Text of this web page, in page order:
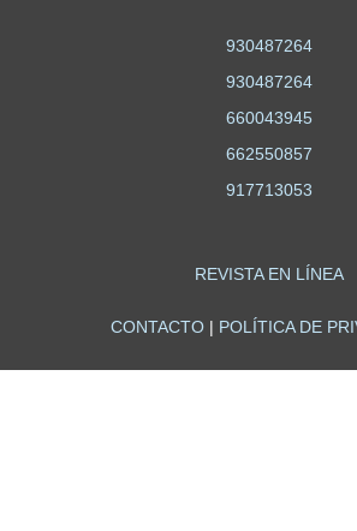
930487264
930487264
660043945
662550857
917713053
REVISTA EN LÍNEA
CONTACTO | POLÍTICA DE